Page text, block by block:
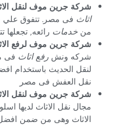
شركة جرين موف لنقل
اثاث فى مصر. تتفوق علي
من خدمات رائعه,
شركة جرين موف لرفع
شركه ونش رفع اثاث فى
لنقل الحديث باستخدام
نقل العفش فى مصر
شركة جرين موف لنقل
مجال نقل الاثاث لديها